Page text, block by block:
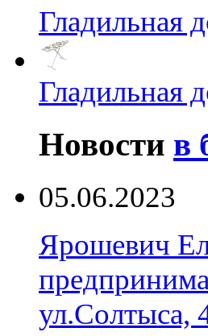
Гладильная
Гладильная
Новости в
05.06.2023
Ярошевич
ул.Солтыса,